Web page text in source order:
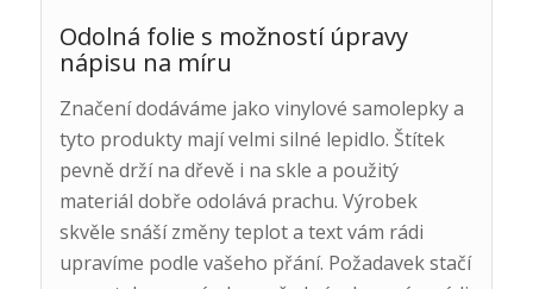
Odolná folie s možností úpravy
nápisu na míru
Značení dodáváme jako vinylové samolepky a
tyto produkty mají velmi silné lepidlo. Štítek
pevně drží na dřevě i na skle a použitý
materiál dobře odolává prachu. Výrobek
skvěle snáší změny teplot a text vám rádi
upravíme podle vašeho přání. Požadavek stačí